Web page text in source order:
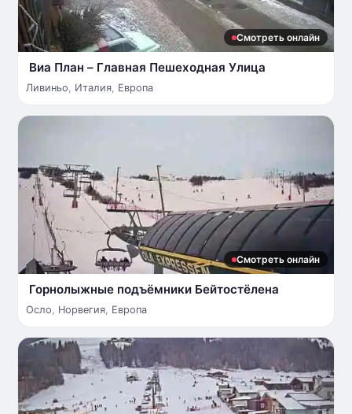
Смотреть онлайн
Виа План – Главная Пешеходная Улица
Ливиньо, Италия, Европа
Смотреть онлайн
Горнолыжные подъёмники Бейтостёлена
Осло, Норвегия, Европа